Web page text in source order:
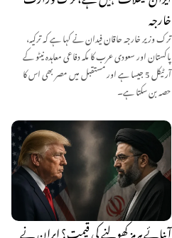
خارجہ
ترک وزیر خارجہ حاقان فیدان نے کہا ہے کہ ترکیہ،
پاکستان اور سعودی عرب کا مکہ دفاعی معاہدہ نیٹو کے
آرٹیکل 5 جیسا ہے اور مستقبل میں مصر بھی اس کا
حصہ بن سکتا ہے۔
آبنائے ہرمز کھولنے کی قیمت؟ ایران نے